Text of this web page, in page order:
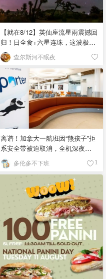
【就在8/12】英仙座流星雨震撼回
归！日全食+六星连珠，这波极致
浪漫别错过
查尔斯河不眠夜
离谱！加拿大一航班因“熊孩子”拒
系安全带被迫取消，全机深夜滞
留！
多伦多不下班 1